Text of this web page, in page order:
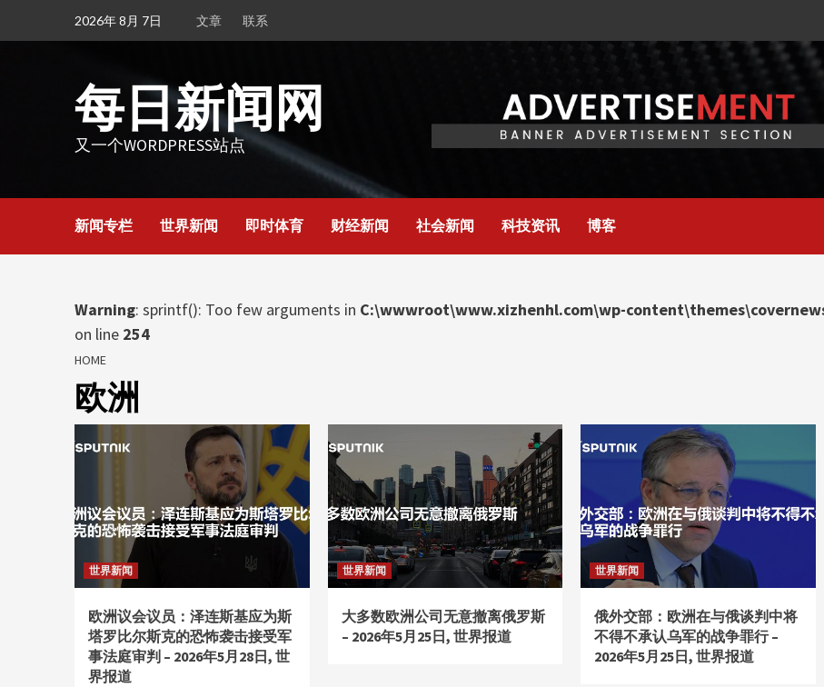
2026年 8月 7日 文章 联系
每日新闻网
又一个WORDPRESS站点
新闻专栏 世界新闻 即时体育 财经新闻 社会新闻 科技资讯 博客
Warning: sprintf(): Too few arguments in C:\wwwroot\www.xizhenhl.com\wp-
on line 254
HOME
欧洲
世界新闻
欧洲议会议员：泽连斯基应为斯
塔罗比尔斯克的恐怖袭击接受军
事法庭审判 – 2026年5月28日, 世
界报道
世界新闻
大多数欧洲公司无意撤离俄罗斯
– 2026年5月25日, 世界报道
世界新闻
俄外交部：欧洲在与俄谈判中将
不得不承认乌军的战争罪行 –
2026年5月25日, 世界报道